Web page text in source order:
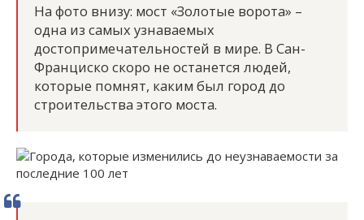
На фото внизу: мост «Золотые ворота» –
одна из самых узнаваемых
достопримечательностей в мире. В Сан-
Франциско скоро не останется людей,
которые помнят, каким был город до
строительства этого моста.